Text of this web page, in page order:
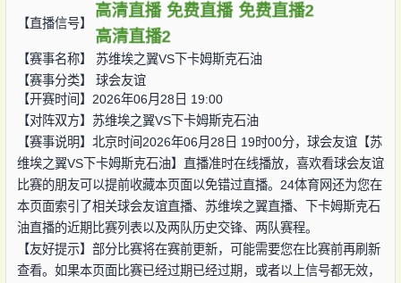
【直播信号】
高清直播 免费直播 免费直播2
高清直播2
【赛事名称】 苏维埃之翼VS下卡姆斯克石油
【赛事分类】 球会友谊
【开赛时间】2026年06月28日 19:00
【对阵双方】 苏维埃之翼VS下卡姆斯克石油
【赛事说明】北京时间2026年06月28日 19时00分，球会友谊【苏
维埃之翼VS下卡姆斯克石油】直播准时在线播放，喜欢看球会友谊
比赛的朋友可以提前收藏本页面以免错过直播。24体育网还为您在
本页面索引了相关球会友谊直播、苏维埃之翼直播、下卡姆斯克石
油直播的近期比赛列表以及两队历史交锋、两队赛程。
【友好提示】部分比赛将在赛前更新，可能需要您在比赛前再刷新
查看。如果本页面比赛已经过期已经过期，或者以上信号都无效，